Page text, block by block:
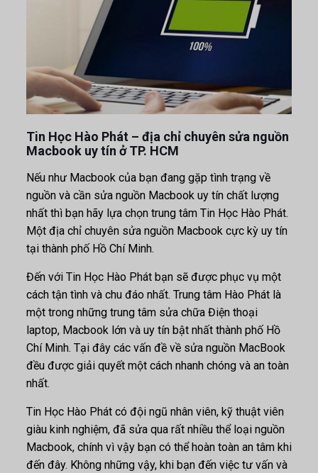
Tin Học Hào Phát – địa chỉ chuyên sửa nguồn
Macbook uy tín ở TP. HCM
Nếu như Macbook của bạn đang gặp tình trạng về
nguồn và cần sửa nguồn Macbook uy tín chất lượng
nhất thì bạn hãy lựa chọn trung tâm Tin Học Hào Phát.
Một địa chỉ chuyên sửa nguồn Macbook cực kỳ uy tín
tại thành phố Hồ Chí Minh.
Đến với Tin Học Hào Phát bạn sẽ được phục vụ một
cách tận tình và chu đáo nhất. Trung tâm Hào Phát là
một trong những trung tâm sửa chữa Điện thoại
laptop, Macbook lớn và uy tín bật nhất thành phố Hồ
Chí Minh. Tại đây các vấn đề về sửa nguồn MacBook
đều được giải quyết một cách nhanh chóng và an toàn
nhất.
Tin Học Hào Phát có đội ngũ nhân viên, kỹ thuật viên
giàu kinh nghiệm, đã sửa qua rất nhiều thể loại nguồn
Macbook, chính vì vậy bạn có thể hoàn toàn an tâm khi
đến đây. Không những vậy, khi bạn đến việc tư vấn và